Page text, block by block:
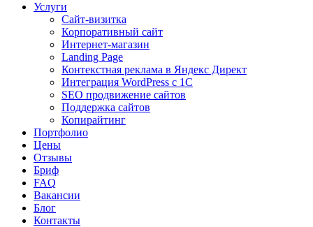
Услуги
Сайт-визитка
Корпоративный сайт
Интернет-магазин
Landing Page
Контекстная реклама в Яндекс Директ
Интеграция WordPress c 1C
SEO продвижение сайтов
Поддержка сайтов
Копирайтинг
Портфолио
Цены
Отзывы
Бриф
FAQ
Вакансии
Блог
Контакты